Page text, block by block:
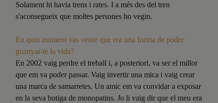
Solament hi havia trens i rates. I a més des del tren
s'aconsegueix que moltes persones ho vegin.
En quin moment vas veure que era una forma de poder
guanyar-te la vida?
En 2002 vaig perdre el treball i, a posteriori, va ser el millor
que em va poder passar. Vaig invertir una mica i vaig crear
una marca de samarretes. Un amic em va convidar a exposar
en la seva botiga de monopatins. Jo li vaig dir que el meu era